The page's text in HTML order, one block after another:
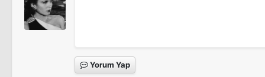
Yorum Yap